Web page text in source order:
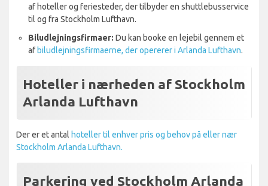
af hoteller og feriesteder, der tilbyder en shuttlebusservice
til og fra Stockholm Lufthavn.
Biludlejningsfirmaer: Du kan booke en lejebil gennem et
af biludlejningsfirmaerne, der opererer i Arlanda Lufthavn.
Hoteller i nærheden af Stockholm
Arlanda Lufthavn
Der er et antal hoteller til enhver pris og behov på eller nær
Stockholm Arlanda Lufthavn.
Parkering ved Stockholm Arlanda